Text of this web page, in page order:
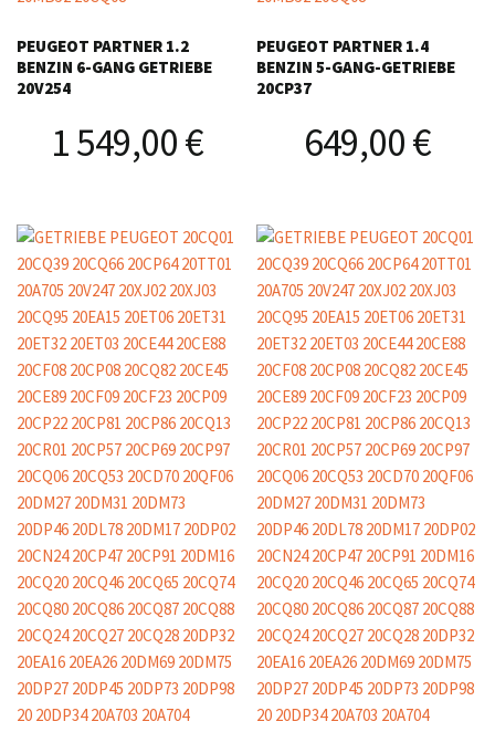
PEUGEOT PARTNER 1.2
BENZIN 6-GANG GETRIEBE
20V254
1 549,00€
PEUGEOT PARTNER 1.4
BENZIN 5-GANG-GETRIEBE
20CP37
649,00€